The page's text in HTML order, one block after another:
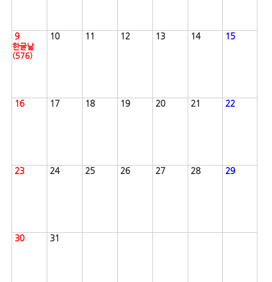
9
한글날
(576)
10 11 12 13 14 15
16 17 18 19 20 21 22
23 24 25 26 27 28 29
30 31